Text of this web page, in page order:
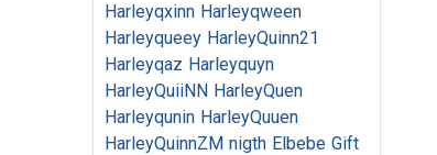
Harleyqxinn Harleyqween
Harleyqueey HarleyQuinn21
Harleyqaz Harleyquyn
HarleyQuiiNN HarleyQuen
Harleyqunin HarleyQuuen
HarleyQuinnZM nigth Elbebe Gift